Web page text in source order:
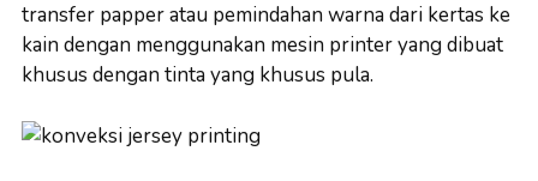
transfer papper atau pemindahan warna dari kertas ke
kain dengan menggunakan mesin printer yang dibuat
khusus dengan tinta yang khusus pula.